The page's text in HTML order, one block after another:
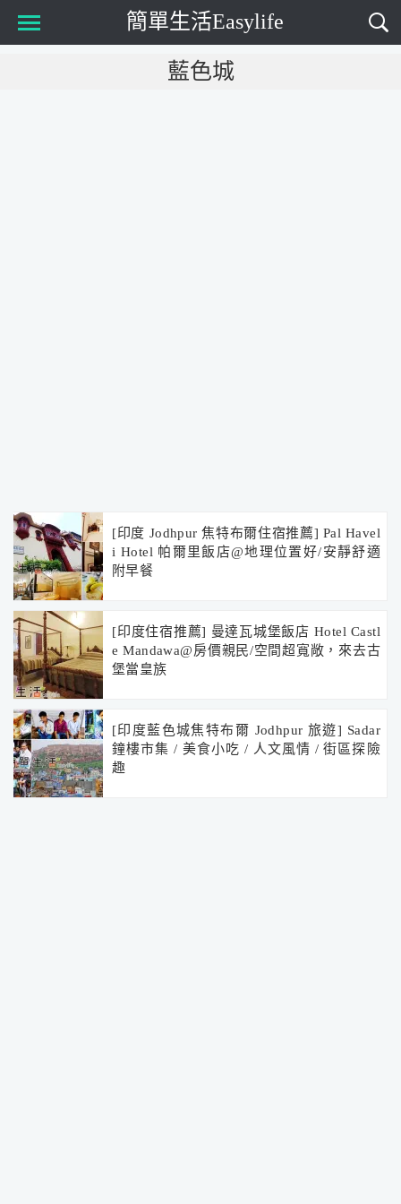
簡單生活Easylife
藍色城
[印度 Jodhpur 焦特布爾住宿推薦] Pal Havel
i Hotel 帕爾里飯店@地理位置好/安靜舒適
附早餐
[印度住宿推薦] 曼達瓦城堡飯店 Hotel Castl
e Mandawa@房價親民/空間超寬敞，來去古
堡當皇族
[印度藍色城焦特布爾 Jodhpur 旅遊] Sadar
鐘樓市集 / 美食小吃 / 人文風情 / 街區探險
趣